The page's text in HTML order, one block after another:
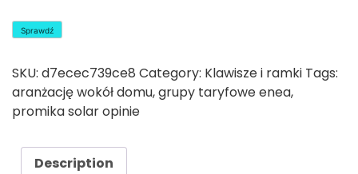
Sprawdź
SKU: d7ecec739ce8 Category: Klawisze i ramki Tags:
aranżację wokół domu,grupy taryfowe enea,
promika solar opinie
Description